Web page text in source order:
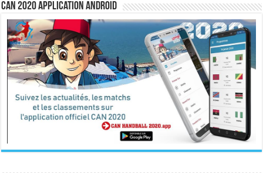
CAN 2020 Application Android